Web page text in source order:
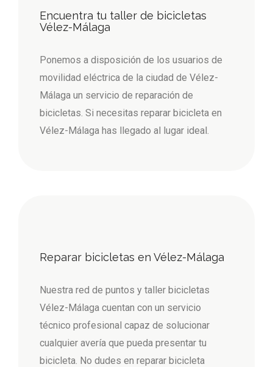
Encuentra tu taller de bicicletas
Vélez-Málaga
Ponemos a disposición de los usuarios de
movilidad eléctrica de la ciudad de Vélez-
Málaga un servicio de reparación de
bicicletas. Si necesitas reparar bicicleta en
Vélez-Málaga has llegado al lugar ideal.
Reparar bicicletas en Vélez-Málaga
Nuestra red de puntos y taller bicicletas
Vélez-Málaga cuentan con un servicio
técnico profesional capaz de solucionar
cualquier avería que pueda presentar tu
bicicleta. No dudes en reparar bicicleta